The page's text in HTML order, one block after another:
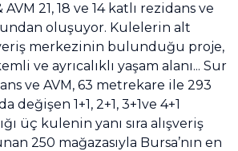
21, 18 ve 14 katlı rezidans ve
oluşuyor. Kulelerin alt
merkezinin bulunduğu proje,
ve ayrıcalıklı yaşam alanı... Sur
ve AVM, 63 metrekare ile 293
değişen 1+1, 2+1, 3+1ve 4+1
üç kulenin yanı sıra alışveriş
250 mağazasıyla Bursa’nın en